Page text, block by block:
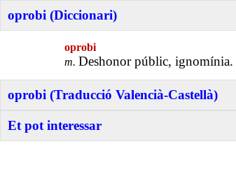
oprobi (Diccionari)
oprobi
m. Deshonor públic, ignomínia.
oprobi (Traducció Valencià-Castellà)
Et pot interessar